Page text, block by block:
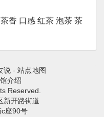
茶香 口感 红茶 泡茶 茶
说- 站点地图
介绍
Reserved.
新开路街道
座90号